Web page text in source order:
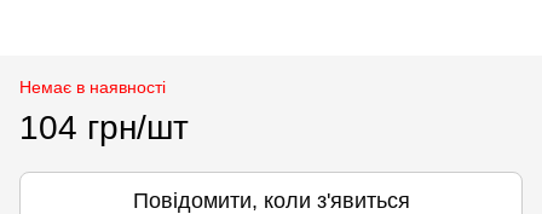
Немає в наявності
104 грн/шт
Повідомити, коли з'явиться